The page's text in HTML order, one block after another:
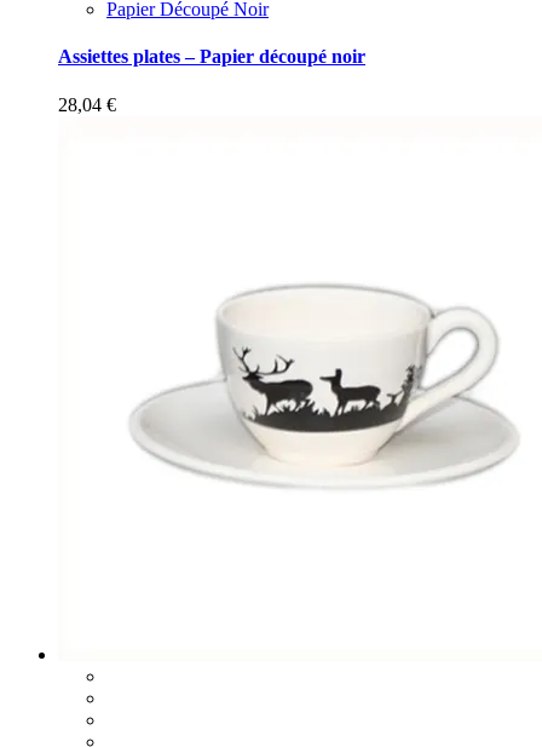
Papier Découpé Noir
Assiettes plates – Papier découpé noir
28,04 €